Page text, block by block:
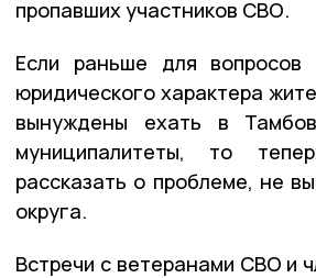
пропавших участников СВО.
Если раньше для вопросов
юридического характера
вынуждены ехать в
муниципалитеты, то
рассказать о проблеме, не
округа.
Встречи с ветеранами СВО и